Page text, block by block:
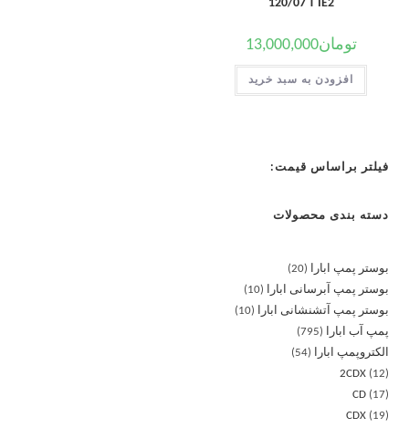
120/07 T IE2
تومان13,000,000
افزودن به سبد خرید
فیلتر براساس قیمت:
دسته بندی محصولات
بوستر پمپ ابارا
20
بوستر پمپ آبرسانی ابارا
10
بوستر پمپ آتشنشانی ابارا
10
پمپ آب ابارا
795
الکتروپمپ ابارا
54
2CDX
12
CD
17
CDX
19